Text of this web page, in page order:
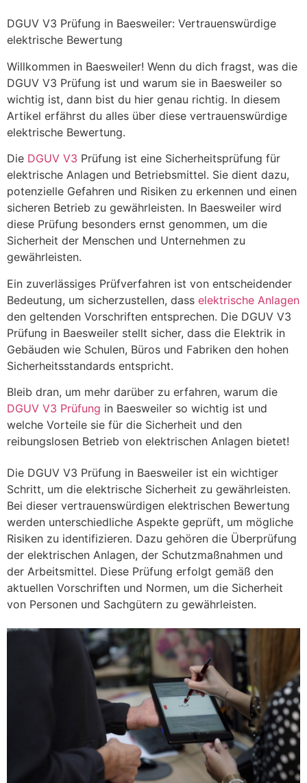
DGUV V3 Prüfung in Baesweiler: Vertrauenswürdige
elektrische Bewertung
Willkommen in Baesweiler! Wenn du dich fragst, was die
DGUV V3 Prüfung ist und warum sie in Baesweiler so
wichtig ist, dann bist du hier genau richtig. In diesem
Artikel erfährst du alles über diese vertrauenswürdige
elektrische Bewertung.
Die DGUV V3 Prüfung ist eine Sicherheitsprüfung für
elektrische Anlagen und Betriebsmittel. Sie dient dazu,
potenzielle Gefahren und Risiken zu erkennen und einen
sicheren Betrieb zu gewährleisten. In Baesweiler wird
diese Prüfung besonders ernst genommen, um die
Sicherheit der Menschen und Unternehmen zu
gewährleisten.
Ein zuverlässiges Prüfverfahren ist von entscheidender
Bedeutung, um sicherzustellen, dass elektrische Anlagen
den geltenden Vorschriften entsprechen. Die DGUV V3
Prüfung in Baesweiler stellt sicher, dass die Elektrik in
Gebäuden wie Schulen, Büros und Fabriken den hohen
Sicherheitsstandards entspricht.
Bleib dran, um mehr darüber zu erfahren, warum die
DGUV V3 Prüfung in Baesweiler so wichtig ist und
welche Vorteile sie für die Sicherheit und den
reibungslosen Betrieb von elektrischen Anlagen bietet!
Die DGUV V3 Prüfung in Baesweiler ist ein wichtiger
Schritt, um die elektrische Sicherheit zu gewährleisten.
Bei dieser vertrauenswürdigen elektrischen Bewertung
werden unterschiedliche Aspekte geprüft, um mögliche
Risiken zu identifizieren. Dazu gehören die Überprüfung
der elektrischen Anlagen, der Schutzmaßnahmen und
der Arbeitsmittel. Diese Prüfung erfolgt gemäß den
aktuellen Vorschriften und Normen, um die Sicherheit
von Personen und Sachgütern zu gewährleisten.